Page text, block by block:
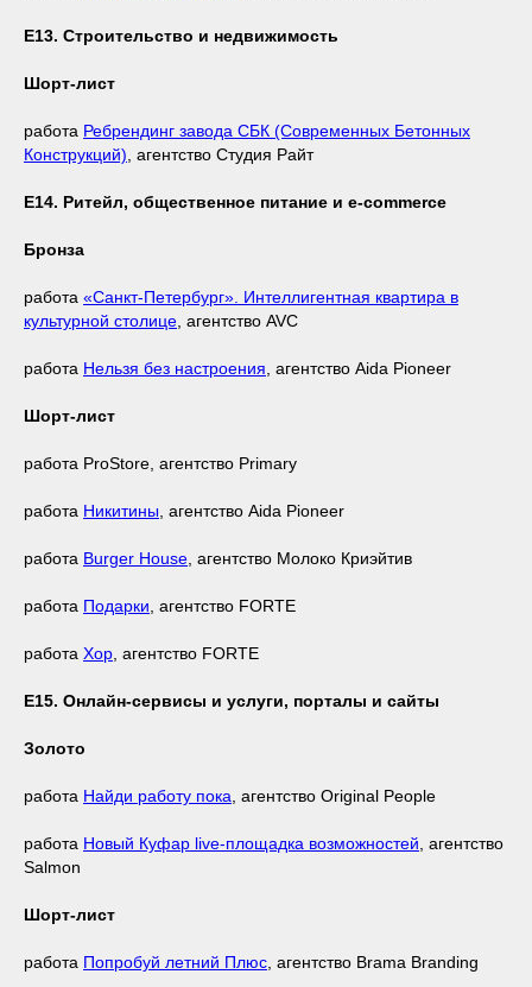
Е13. Строительство и недвижимость
Шорт-лист
работа Ребрендинг завода СБК (Современных Бетонных
Конструкций) , агентство Студия Райт
Е14. Ритейл, общественное питание и e-commerce
Бронза
работа «Санкт-Петербург». Интеллигентная квартира в
культурной столице , агентство AVC
работа Нельзя без настроения , агентство Aida Pioneer
Шорт-лист
работа ProStore, агентство Primary
работа Никитины , агентство Aida Pioneer
работа Burger House , агентство Молоко Криэйтив
работа Подарки , агентство FORTE
работа Хор , агентство FORTE
Е15. Онлайн-сервисы и услуги, порталы и сайты
Золото
работа Найди работу пока , агентство Original People
работа Новый Куфар live-площадка возможностей , агентство
Salmon
Шорт-лист
работа Попробуй летний Плюс , агентство Brama Branding